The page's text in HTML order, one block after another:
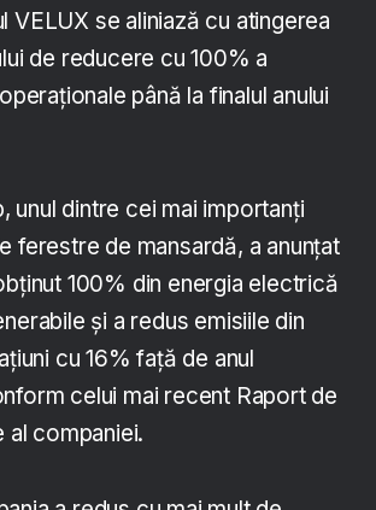
VELUX se aliniază cu atingerea
de reducere cu 100% a
până la finalul anului
unul dintre cei mai importanți
ferestre de mansardă, a anunțat
100% din energia electrică
și a redus emisiile din
cu 16% față de anul
celui mai recent Raport de
al companiei.